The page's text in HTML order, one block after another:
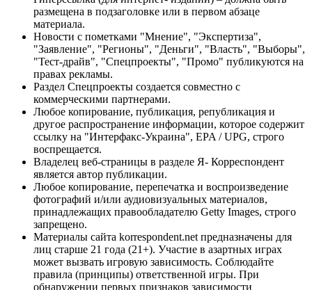
размещена в подзаголовке или в первом абзаце
материала.
Новости с пометками "Мнение", "Экспертиза",
"Заявление", "Регионы", "Деньги", "Власть", "Выборы",
"Тест-драйв", "Спецпроекты", "Промо" публикуются на
правах рекламы.
Раздел Спецпроекты создается совместно с
коммерческими партнерами.
Любое копирование, публикация, републикация и
другое распространение информации, которое содержит
ссылку на "Интерфакс-Украина", EPA / UPG, строго
воспрещается.
Владелец веб-страницы в разделе Я- Корреспондент
является автор публикации.
Любое копирование, перепечатка и воспроизведение
фотографий и/или аудиовизуальных материалов,
принадлежащих правообладателю Getty Images, строго
запрещено.
Материалы сайта korrespondent.net предназначены для
лиц старше 21 года (21+). Участие в азартных играх
может вызвать игровую зависимость. Соблюдайте
правила (принципы) ответственной игры. При
обнаружении первых признаков зависимости